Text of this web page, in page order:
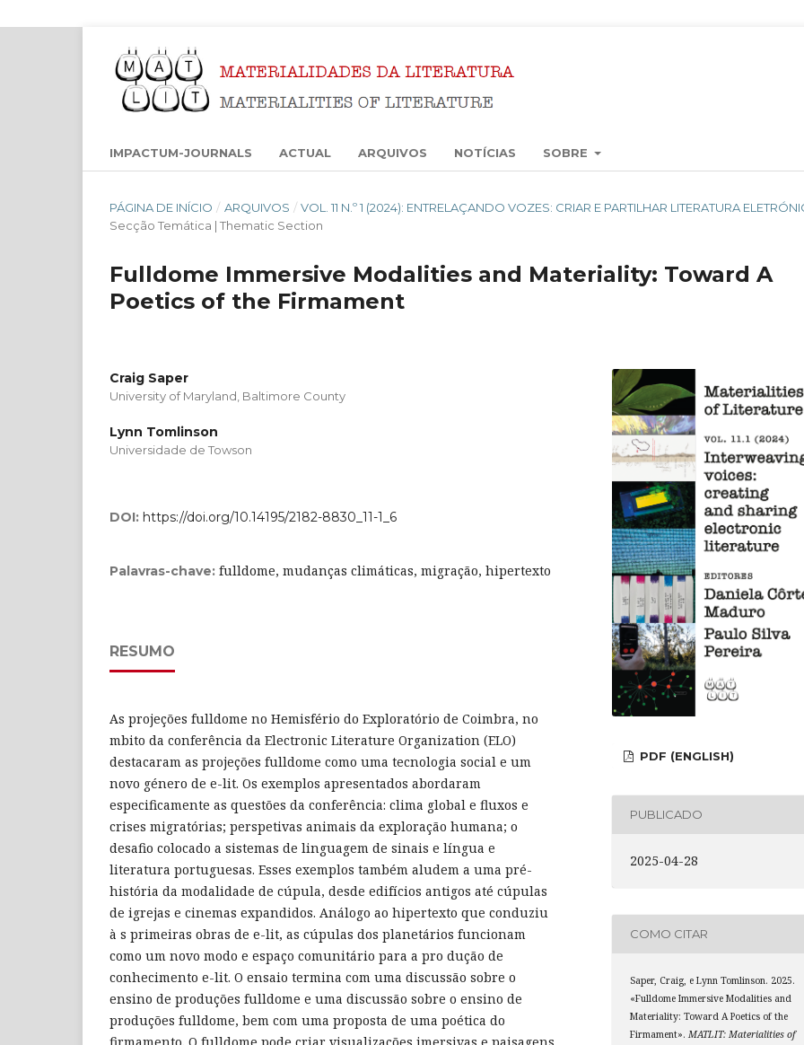
IMPACTUM-JOURNALS ACTUAL ARQUIVOS NOTÍCIAS SOBRE
PÁGINA DE INÍCIO / ARQUIVOS / VOL. 11 N.º 1 (2024): ENTRELAÇANDO VOZES: CRIAR E PARTILHAR LITERATURA
Secção Temática | Thematic Section
Fulldome Immersive Modalities and Materiality: Toward A
Poetics of the Firmament
Craig Saper
University of Maryland, Baltimore County
Lynn Tomlinson
Universidade de Towson
DOI: https://doi.org/10.14195/2182-8830_11-1_6
Palavras-chave: fulldome, mudanças climáticas, migração, hipertexto
RESUMO
As projeções fulldome no Hemisfério do Exploratório de Coimbra, no
mbito da conferência da Electronic Literature Organization (ELO)
destacaram as projeções fulldome como uma tecnologia social e um
novo género de e-lit. Os exemplos apresentados abordaram
especificamente as questões da conferência: clima global e fluxos e
crises migratórias; perspetivas animais da exploração humana; o
desafio colocado a sistemas de linguagem de sinais e língua e
literatura portuguesas. Esses exemplos também aludem a uma pré-
história da modalidade de cúpula, desde edifícios antigos até cúpulas
de igrejas e cinemas expandidos. Análogo ao hipertexto que conduziu
à s primeiras obras de e-lit, as cúpulas dos planetários funcionam
como um novo modo e espaço comunitário para a pro dução de
conhecimento e-lit. O ensaio termina com uma discussão sobre o
ensino de produções fulldome e uma discussão sobre o ensino de
produções fulldome, bem com uma proposta de uma poética do
PDF (ENGLISH)
PUBLICADO
2025-04-28
COMO CITAR
Saper, Craig, e Lynn Tomlinson. 2025.
«Fulldome Immersive Modalities and
Materiality: Toward A Poetics of the
Firmament».MATLIT: Materialities of